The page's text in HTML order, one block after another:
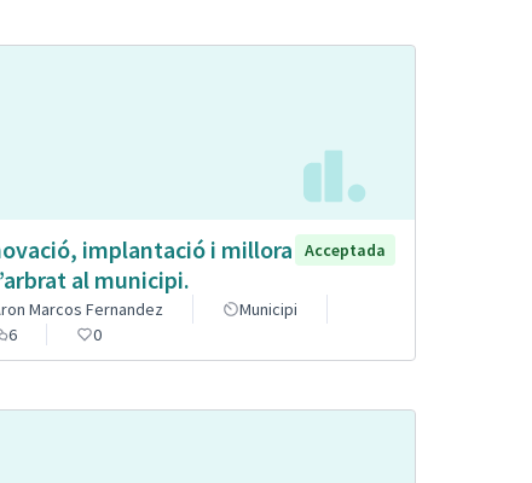
implantació i millora
al municipi.
Acceptada
Marcos Fernandez
Municipi
6
0